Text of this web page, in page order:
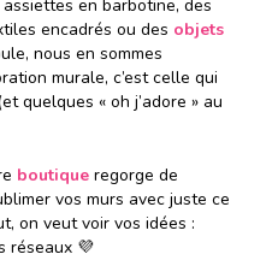
assiettes en barbotine, des
encadrés ou des objets
nous en sommes
murale, c’est celle qui
quelques « oh j’adore » au
boutique regorge de
vos murs avec juste ce
on veut voir vos idées :
réseaux 💜